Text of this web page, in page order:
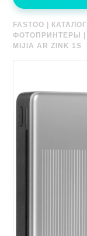
FASTOO КАТАЛОГ
ФОТОПРИНТЕРЫ
MIJIA AR ZINK 1S